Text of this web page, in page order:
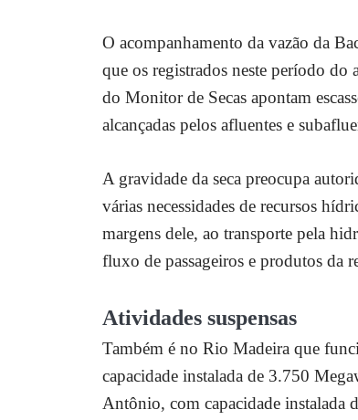
O acompanhamento da vazão da
que os registrados neste período do
do Monitor de Secas apontam
alcançadas pelos afluentes e
A gravidade da seca preocupa
várias necessidades de recursos
margens dele, ao transporte pela
fluxo de passageiros e produtos da
Atividades suspensas
Também é no Rio Madeira que
capacidade instalada de 3.750
Antônio, com capacidade instalada